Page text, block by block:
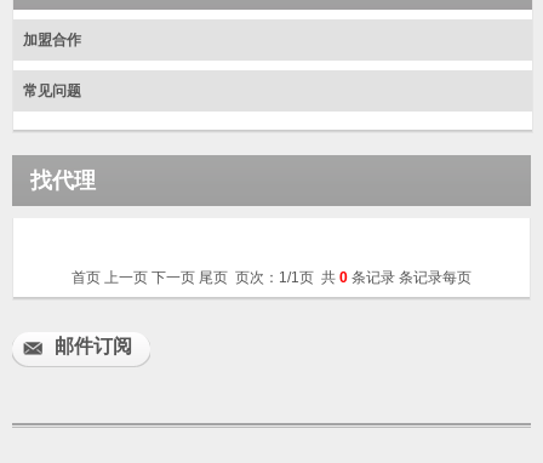
加盟合作
常见问题
找代理
首页 上一页 下一页 尾页 页次：1/1页 共 0 条记录 条记录每页
邮件订阅